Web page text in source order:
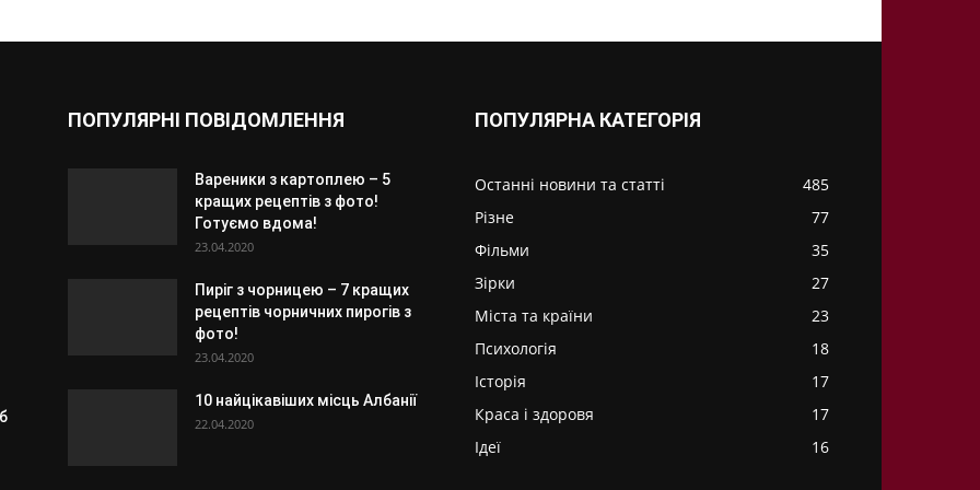
ПОПУЛЯРНІ ПОВІДОМЛЕННЯ
Вареники з картоплею – 5
кращих рецептів з фото!
Готуємо вдома!
23.04.2020
Пиріг з чорницею – 7 кращих
рецептів чорничних пирогів з
фото!
23.04.2020
10 найцікавіших місць Албанії
22.04.2020
ПОПУЛЯРНА КАТЕГОРІЯ
Останні новини та статті
485
Різне
77
Фільми
35
Зірки
27
Міста та країни
23
Психологія
18
Історія
17
Краса і здоровя
17
Ідеї
16